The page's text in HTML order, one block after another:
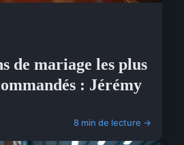
de mariage les plus
: Jérémy
8 min de lecture →